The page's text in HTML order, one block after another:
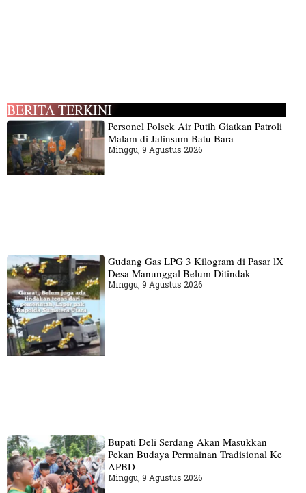
BERITA TERKINI
Personel Polsek Air Putih Giatkan Patroli
Malam di Jalinsum Batu Bara
Minggu, 9 Agustus 2026
Gudang‎ Gas LPG 3 Kilogram di Pasar lX
Desa Manunggal Belum Ditindak
Minggu, 9 Agustus 2026
Bupati Deli Serdang Akan Masukkan
Pekan Budaya Permainan Tradisional Ke
APBD
Minggu, 9 Agustus 2026